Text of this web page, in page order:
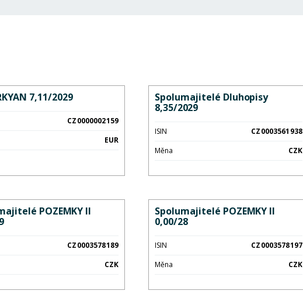
7,11/2029
CZ0000002159
EUR
Spolumajitelé Dluhopisy
8,35/2029
ISIN
CZ0003561938
Měna
CZK
POZEMKY II
CZ0003578189
CZK
Spolumajitelé POZEMKY II
0,00/28
ISIN
CZ0003578197
Měna
CZK